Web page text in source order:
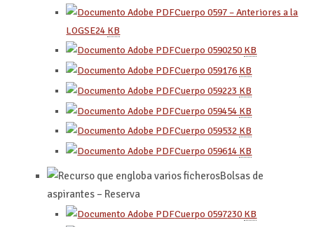
Cuerpo 0597 – Anteriores a la
LOGSE24 KB
Cuerpo 0590250 KB
Cuerpo 059176 KB
Cuerpo 059223 KB
Cuerpo 059454 KB
Cuerpo 059532 KB
Cuerpo 059614 KB
Bolsas de
aspirantes – Reserva
Cuerpo 0597230 KB